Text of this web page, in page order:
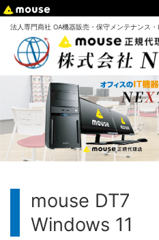
法人専門商社 OA機器販売・保守メンテナンス
Windows 11